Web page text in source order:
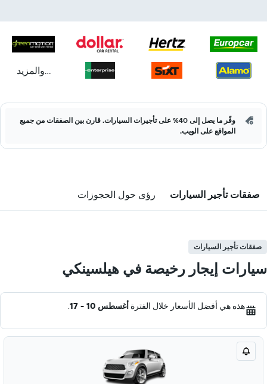
...والمزيد
وفّر ما يصل إلى 40% على تأجيرات السيارات. قارن بين الصفقات من جميع
المواقع على الويب.
صفقات تأجير السيارات رؤى حول الحجوزات
صفقات تأجير السيارات
سيارات إيجار رخيصة في هيلسينكي
هذه هي أفضل الأسعار خلال الفترة أغسطس 10 - 17 .